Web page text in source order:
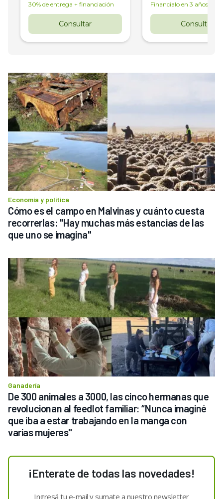
30% de entrega + financiación
Consultar
Financialo en 3 años
Consultar
Economía y política
Cómo es el campo en Malvinas y cuánto cuesta
recorrerlas: "Hay muchas más estancias de las
que uno se imagina"
Ganadería
De 300 animales a 3000, las cinco hermanas que
revolucionan al feedlot familiar: “Nunca imaginé
que iba a estar trabajando en la manga con
varias mujeres"
¡Enterate de todas las novedades!
Ingresá tu e-mail y sumate a nuestro newsletter